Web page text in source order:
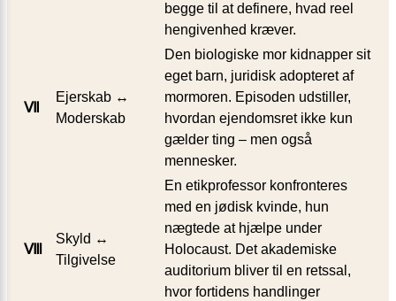
begge til at definere, hvad reel
hengivenhed kræver.
Ⅶ
Ejerskab ↔
Moderskab
Den biologiske mor kidnapper sit
eget barn, juridisk adopteret af
mormoren. Episoden udstiller,
hvordan ejendomsret ikke kun
gælder ting – men også
mennesker.
Ⅷ
Skyld ↔
Tilgivelse
En etikprofessor konfronteres
med en jødisk kvinde, hun
nægtede at hjælpe under
Holocaust. Det akademiske
auditorium bliver til en retssal,
hvor fortidens handlinger